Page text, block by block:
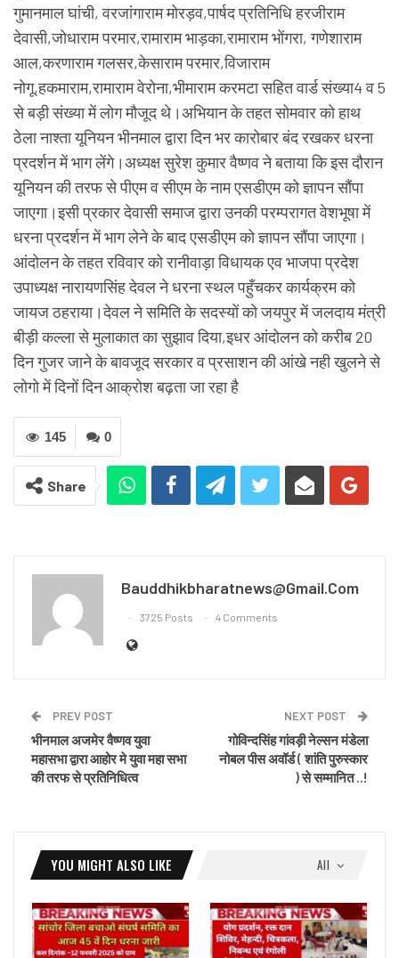
गुमानमाल घांची, वरजांगाराम मोरड़व,पार्षद प्रतिनिधि हरजीराम
देवासी,जोधाराम परमार,रामाराम भाड़का,रामाराम भोंगरा, गणेशाराम
आल,करणाराम गलसर,केसाराम परमार,विजाराम
नोगू,हकमाराम,रामाराम वेरोना,भीमाराम करमटा सहित वार्ड संख्या4 व 5
से बड़ी संख्या में लोग मौजूद थे।अभियान के तहत सोमवार को हाथ
ठेला नाश्ता यूनियन भीनमाल द्वारा दिन भर कारोबार बंद रखकर धरना
प्रदर्शन में भाग लेंगे।अध्यक्ष सुरेश कुमार वैष्णव ने बताया कि इस दौरान
यूनियन की तरफ से पीएम व सीएम के नाम एसडीएम को ज्ञापन सौंपा
जाएगा।इसी प्रकार देवासी समाज द्वारा उनकी परम्परागत वेशभूषा में
धरना प्रदर्शन में भाग लेने के बाद एसडीएम को ज्ञापन सौंपा जाएगा।
आंदोलन के तहत रविवार को रानीवाड़ा विधायक एव भाजपा प्रदेश
उपाध्यक्ष नारायणसिंह देवल ने धरना स्थल पहुँचकर कार्यक्रम को
जायज ठहराया।देवल ने समिति के सदस्यों को जयपुर में जलदाय मंत्री
बीड़ी कल्ला से मुलाकात का सुझाव दिया,इधर आंदोलन को करीब 20
दिन गुजर जाने के बावजूद सरकार व प्रसाशन की आंखे नही खुलने से
लोगो में दिनों दिन आक्रोश बढ़ता जा रहा है
0
145
Share
Bauddhikbharatnews@gmail.com
3725 Posts 4 Comments
PREV POST
भीनमाल अजमेर वैष्णव युवा
महासभा द्वारा आहोर मे युवा महा सभा
की तरफ से प्रतिनिधित्व
NEXT POST
गोविन्दसिंह गांवड़ी नेल्सन मंडेला
नोबल पीस अवॉर्ड ( शांति पुरुस्कार
) से सम्मानित ..!
All
YOU MIGHT ALSO LIKE